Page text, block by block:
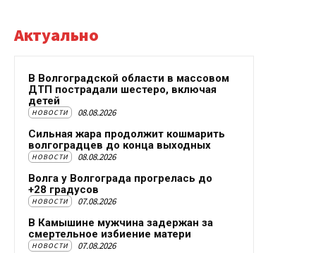
Актуально
В Волгоградской области в массовом
ДТП пострадали шестеро, включая
детей
НОВОСТИ 08.08.2026
Сильная жара продолжит кошмарить
волгоградцев до конца выходных
НОВОСТИ 08.08.2026
Волга у Волгограда прогрелась до
+28 градусов
НОВОСТИ 07.08.2026
В Камышине мужчина задержан за
смертельное избиение матери
НОВОСТИ 07.08.2026